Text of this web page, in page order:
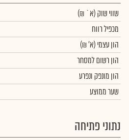
שווי שוק (א` ₪)
מכפיל רווח
הון עצמי (א' ₪)
הון רשום למסחר
הון מונפק ונפרע
שער ממוצע
נתוני פתיחה